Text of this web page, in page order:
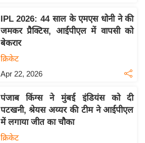
IPL 2026: 44 साल के एमएस धोनी ने की
जमकर प्रैक्टिस, आईपीएल में वापसी को
बेकरार
क्रिकेट
Apr 22, 2026
पंजाब किंग्स ने मुंबई इंडियंस को दी
पटखनी, श्रेयस अय्यर की टीम ने आईपीएल
में लगाया जीत का चौका
क्रिकेट